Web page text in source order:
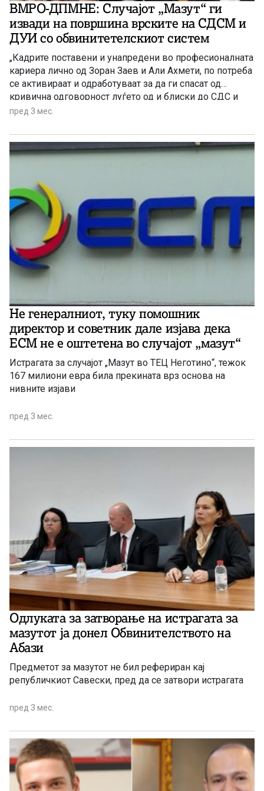
ВМРО-ДПМНЕ: Случајот „Мазут“ ги
извади на површина врските на СДСМ и
ДУИ со обвинитетелскиот систем
„Кадрите поставени и унапредени во професионалната
кариера лично од Зоран Заев и Али Ахмети, по потреба
се активираат и одработуваат за да ги спасат од
кривична одговорност луѓето од и блиски до СДС и
ДУИ“ велат од владејачката партија
пред 3 мес.
Не генералниот, туку помошник
директор и советник дале изјава дека
ЕСМ не е оштетена во случајот „мазут“
Истрагата за случајот „Мазут во ТЕЦ Неготино“, тежок
167 милиони евра била прекината врз основа на
нивните изјави
пред 3 мес.
Одлуката за затворање на истрагата за
мазутот ја донел Обвинителството на
Абази
Предметот за мазутот не бил рефериран кај
републичкиот Савески, пред да се затвори истрагата
пред 3 мес.